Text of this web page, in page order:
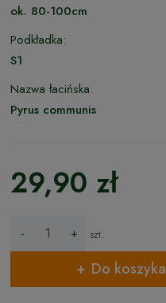
ok. 80-100cm
Podkładka:
S1
Nazwa łacińska:
Pyrus communis
29,90 zł
- + szt.
Do koszyka